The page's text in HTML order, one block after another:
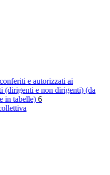
e autorizzati ai
(dirigenti e non dirigenti) (da
in tabelle) 6